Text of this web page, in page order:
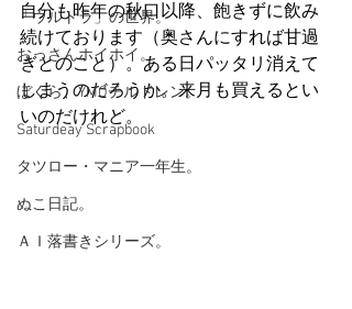
「ウルトラ」の世界。
おっさんホイホイ。
ぼくら、YMOチルドレン。
Saturdeay Scrapbook
タツロー・マニア一年生。
ぬこ日記。
ＡＩ落書きシリーズ。
自分も昨年の秋口以降、飽きずに飲み
続けております（奥さんにすれば甘過
ぎとのこと）。ある日パッタリ消えて
しまうのだろうか。来月も買えるとい
いのだけれど。